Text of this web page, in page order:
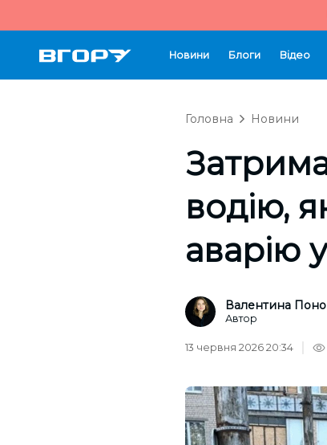
Новини Блоги Відео
Головна Новини
водію,
аварію
Валентина
Автор
13 червня 2026 20:34